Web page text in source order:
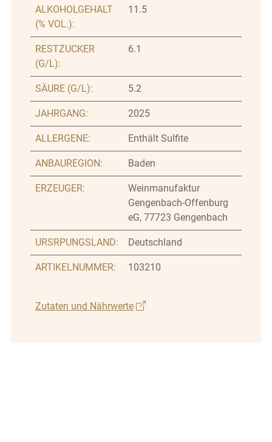
ALKOHOLGEHALT
(% VOL.):
11.5
RESTZUCKER
(G/L):
6.1
SÄURE (G/L): 5.2
JAHRGANG: 2025
ALLERGENE: Enthält Sulfite
ANBAUREGION: Baden
ERZEUGER:
Weinmanufaktur
Gengenbach-Offenburg
eG, 77723 Gengenbach
URSRPUNGSLAND: Deutschland
ARTIKELNUMMER: 103210
Zutaten und Nährwerte